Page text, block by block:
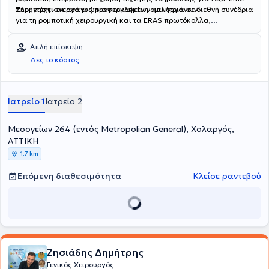
πλοήγηση και αναγνώριση εργαλείων και οργάνων.
Συμμετέχει ενεργά ως προσκεκλημένη ομιλήτρια σε διεθνή συνέδρια
για τη ρομποτική χειρουργική και τα ERAS πρωτόκολλα,
χειρουργικής παγκοσμίως.
Απλή επίσκεψη
Δες το κόστος
Ιατρείο 1Ιατρείο 2
Μεσογείων 264 (εντός Metropolian General), Χολαργός,
ΑΤΤΙΚΗ
1,7 km
Επόμενη διαθεσιμότητα Κλείσε ραντεβού
Ζησιάδης Δημήτρης
Γενικός Χειρουργός